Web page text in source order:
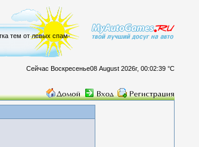
тем от левых спам-
Сейчас Воскресенье08 August 2026г, 00:02:39 °C